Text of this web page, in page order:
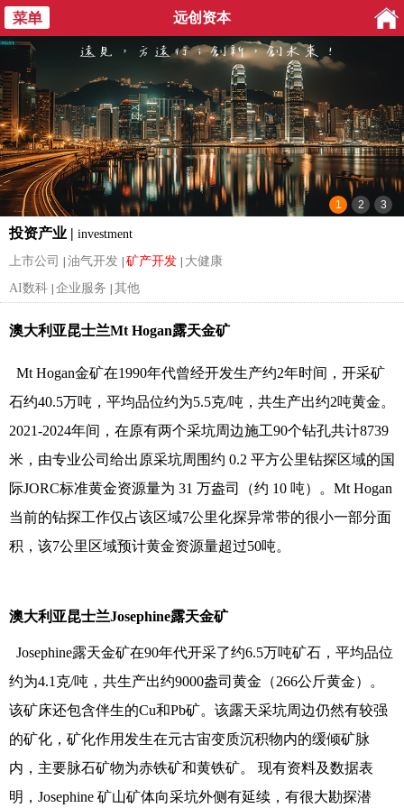
远创资本
投资产业 | investment
上市公司
油气开发 矿产开发
大健康
AI数科 企业服务 其他
澳大利亚昆士兰Mt Hogan露天金矿
Mt Hogan金矿在1990年代曾经开发生产约2年时间，开采矿
石约40.5万吨，平均品位约为5.5克/吨，共生产出约2吨黄金。
2021-2024年间，在原有两个采坑周边施工90个钻孔共计8739
米，由专业公司给出原采坑周围约 0.2 平方公里钻探区域的国
际JORC标准黄金资源量为 31 万盎司（约 10 吨）。Mt Hogan
当前的钻探工作仅占该区域7公里化探异常带的很小一部分面
积，该7公里区域预计黄金资源量超过50吨。
澳大利亚昆士兰Josephine露天金矿
Josephine露天金矿在90年代开采了约6.5万吨矿石，平均品位
约为4.1克/吨，共生产出约9000盎司黄金（266公斤黄金）。
该矿床还包含伴生的Cu和Pb矿。该露天采坑周边仍然有较强
的矿化，矿化作用发生在元古宙变质沉积物内的缓倾矿脉
内，主要脉石矿物为赤铁矿和黄铁矿。 现有资料及数据表
明，Josephine 矿山矿体向采坑外侧有延续，有很大勘探潜